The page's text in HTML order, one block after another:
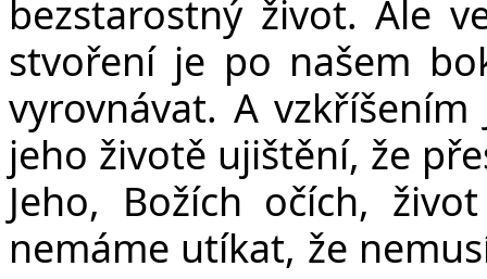
bezstarostný život. Ale
stvoření je po našem
vyrovnávat. A
jeho životě ujištění, že
Jeho, Božích očích,
nemáme utíkat, že